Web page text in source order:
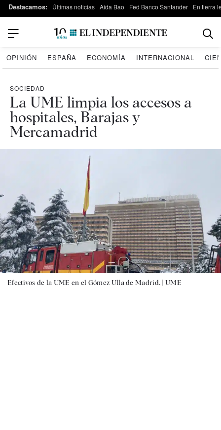
Destacamos: Últimas noticias Aída Bao Fed Banco Santander En tierra
OPINIÓN ESPAÑA ECONOMÍA INTERNACIONAL
SOCIEDAD
La UME limpia los accesos a
hospitales, Barajas y
Mercamadrid
Efectivos de la UME en el Gómez Ulla de Madrid. | UME